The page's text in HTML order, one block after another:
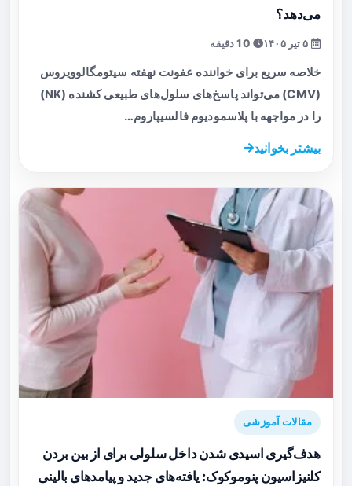
می‌دهد؟
خلاصه سریع برای خواننده عفونت نهفته سیتومگالوویروس
(CMV) می‌تواند پاسخ‌های سلول‌های طبیعی کشنده (NK)
را در مواجهه با پلاسمودیوم فالسیپاروم…
بیشتر بخوانید
مقالات آموزشی
هدف‌گیری اسیدی شدن داخل سلولی برای از بین بردن
کلنیزاسیون پنوموکوک: یافته‌های جدید و پیامدهای بالینی